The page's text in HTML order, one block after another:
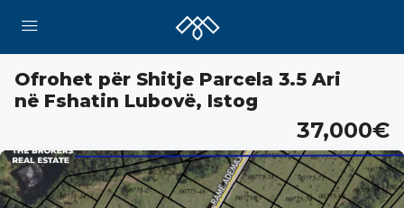
Ofrohet për Shitje Parcela 3.5 Ari
në Fshatin Lubovë, Istog
37,000€